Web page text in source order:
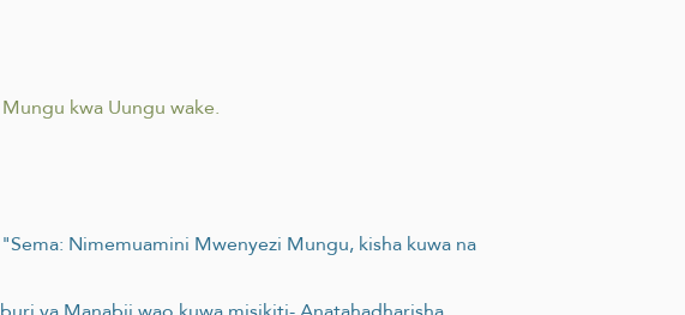
kwa Uungu wake.
Nimemuamini Mwenyezi Mungu, kisha kuwa na